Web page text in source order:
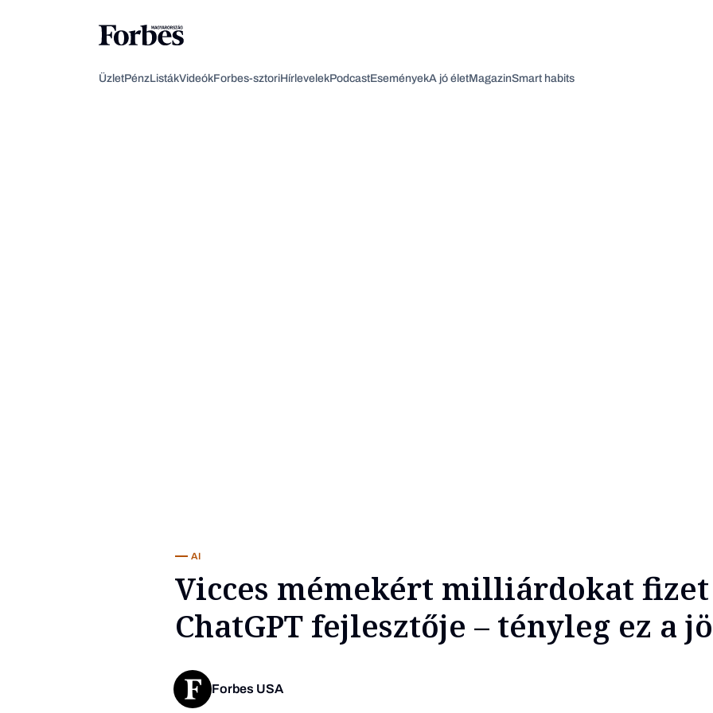
ÜzletPénzListákVideókForbes-sztoriHírlevelekPodcastEseményekA jó életMagazinSmart habits
AI
Vicces mémekért milliárdokat fizet
ChatGPT fejlesztője – tényleg ez a
Forbes USA